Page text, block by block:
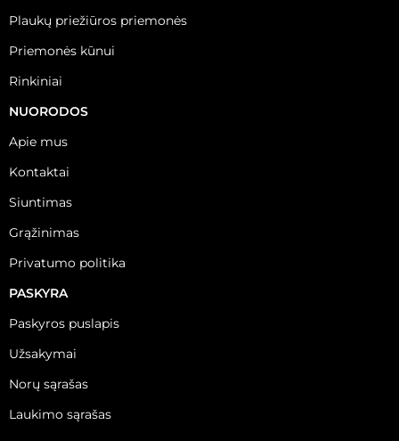
Plaukų priežiūros priemonės
Priemonės kūnui
Rinkiniai
NUORODOS
Apie mus
Kontaktai
Siuntimas
Grąžinimas
Privatumo politika
PASKYRA
Paskyros puslapis
Užsakymai
Norų sąrašas
Laukimo sąrašas